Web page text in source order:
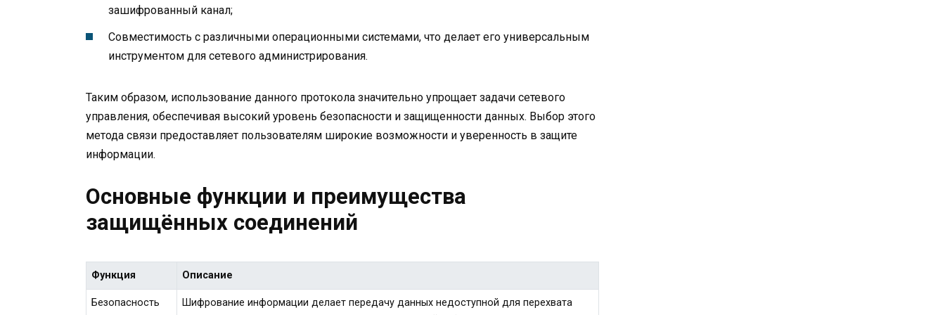
зашифрованный канал;
Совместимость с различными операционными системами, что делает его универсальным
инструментом для сетевого администрирования.
Таким образом, использование данного протокола значительно упрощает задачи сетевого
управления, обеспечивая высокий уровень безопасности и защищенности данных. Выбор этого
метода связи предоставляет пользователям широкие возможности и уверенность в защите
информации.
Основные функции и преимущества
защищённых соединений
Функция Описание
Безопасность
Шифрование информации делает передачу данных недоступной для перехвата